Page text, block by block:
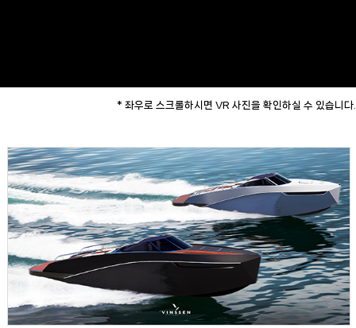
* 좌우로 스크롤하시면 VR 사진을 확인하실 수 있습니다.